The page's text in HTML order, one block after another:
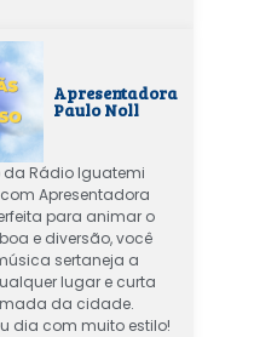
Apresentadora
Paulo Noll
Rádio Iguatemi
com Apresentadora
para animar o
e diversão, você
sertaneja a
lugar e curta
da cidade.
dia com muito estilo!